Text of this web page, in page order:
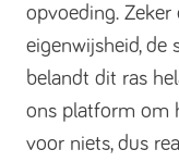
opvoeding. Zeker
eigenwijsheid, de
belandt dit ras
ons platform om
voor niets, dus